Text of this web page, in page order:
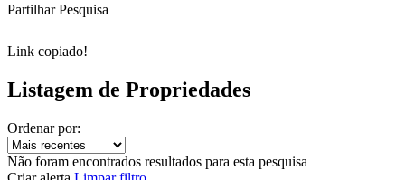
Partilhar Pesquisa
Link copiado!
Listagem de Propriedades
Ordenar por:
Não foram encontrados resultados para esta pesquisa